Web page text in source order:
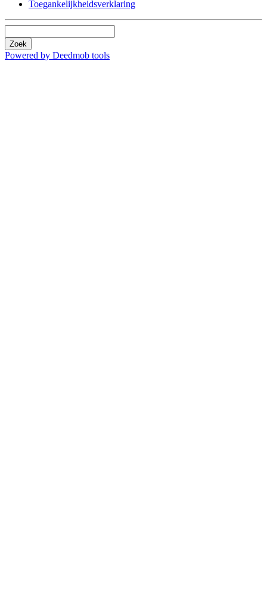
Toegankelijkheidsverklaring
Zoek
Powered by Deedmob tools